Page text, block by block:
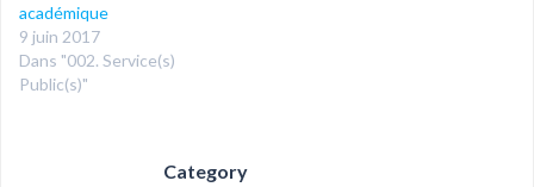
académique
9 juin 2017
Dans "002. Service(s)
Public(s)"
Category